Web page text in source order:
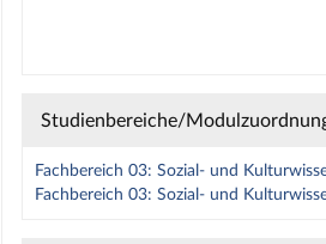
Studienbereiche/
Fachbereich 03: Sozial- und
Fachbereich 03: Sozial- und